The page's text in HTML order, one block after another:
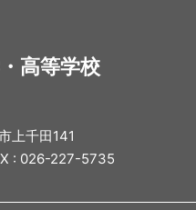
高等学校
上千田141
: 026-227-5735